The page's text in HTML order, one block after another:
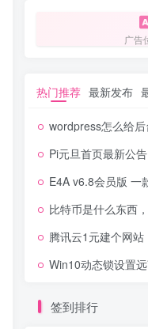
广告
热门推荐 最新发布
wordpress怎么给后台文章列表添
Pi元旦首页最新公告：即将进入
E4A v6.8会员版 一款电
比特币是什么东西，有什么用
腾讯云1元建个网站 1000+精美
Win10动态锁设置远离
签到排行